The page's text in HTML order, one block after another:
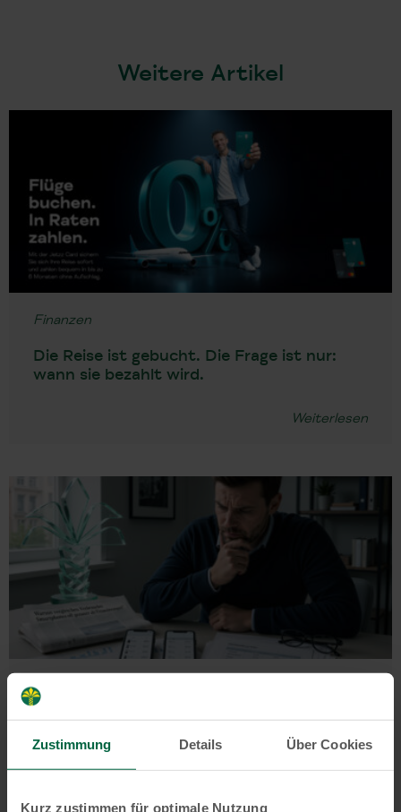
Zustimmung Details Über Cookies
Kurz zustimmen für optimale Nutzung
Weitere Artikel
Finanzen
Die Reise ist gebucht. Die Frage ist nur:
wann sie bezahlt wird.
Weiterlesen
Finanzen
Warum vergleichen Verbraucher
Smartphones oft genauer als